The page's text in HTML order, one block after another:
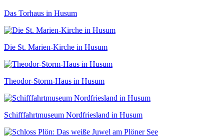
Das Torhaus in Husum
Die St. Marien-Kirche in Husum
Theodor-Storm-Haus in Husum
Schifffahrtmuseum Nordfriesland in Husum